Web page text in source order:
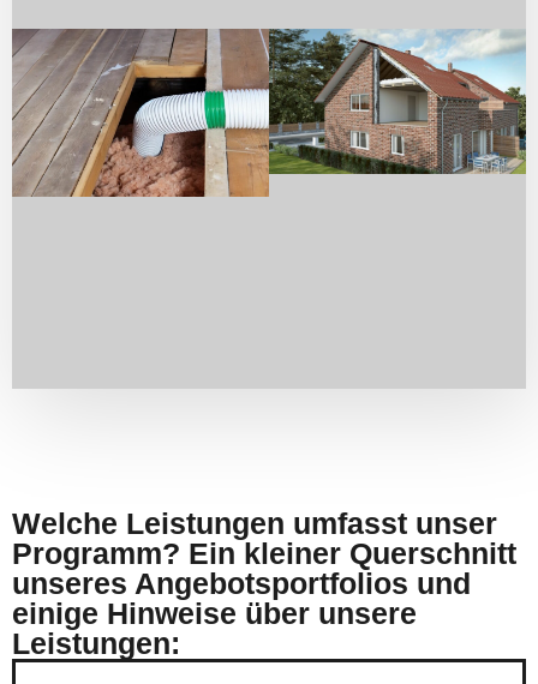
Welche Leistungen umfasst unser
Programm? Ein kleiner Querschnitt
unseres Angebotsportfolios und
einige Hinweise über unsere
Leistungen: